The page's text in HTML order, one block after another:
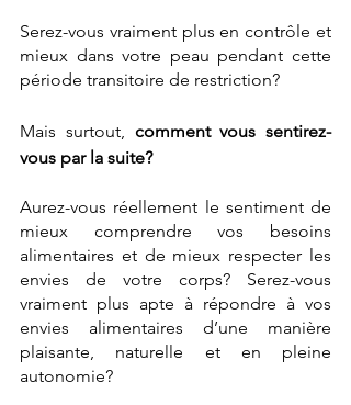
Serez-vous vraiment plus en contrôle et
mieux dans votre peau pendant cette
période transitoire de restriction?
Mais surtout, comment vous sentirez-
vous par la suite?
Aurez-vous réellement le sentiment de
mieux comprendre vos besoins
alimentaires et de mieux respecter les
envies de votre corps? Serez-vous
vraiment plus apte à répondre à vos
envies alimentaires d’une manière
plaisante, naturelle et en pleine
autonomie?